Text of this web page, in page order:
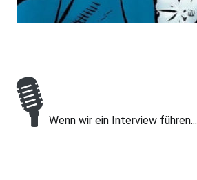
🎙 Wenn wir ein Interview führen...